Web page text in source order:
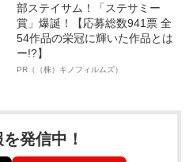
部ステイサム！「ステサミー
賞」爆誕！【応募総数941票 全
54作品の栄冠に輝いた作品とは
ー!?】
PR（（株）キノフィルムズ）
発信中！